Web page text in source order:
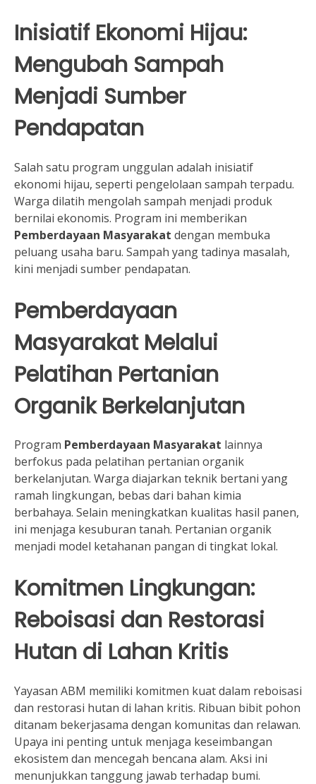
Inisiatif Ekonomi Hijau:
Mengubah Sampah
Menjadi Sumber
Pendapatan
Salah satu program unggulan adalah inisiatif
ekonomi hijau, seperti pengelolaan sampah terpadu.
Warga dilatih mengolah sampah menjadi produk
bernilai ekonomis. Program ini memberikan
Pemberdayaan Masyarakat dengan membuka
peluang usaha baru. Sampah yang tadinya masalah,
kini menjadi sumber pendapatan.
Pemberdayaan
Masyarakat Melalui
Pelatihan Pertanian
Organik Berkelanjutan
Program Pemberdayaan Masyarakat lainnya
berfokus pada pelatihan pertanian organik
berkelanjutan. Warga diajarkan teknik bertani yang
ramah lingkungan, bebas dari bahan kimia
berbahaya. Selain meningkatkan kualitas hasil panen,
ini menjaga kesuburan tanah. Pertanian organik
menjadi model ketahanan pangan di tingkat lokal.
Komitmen Lingkungan:
Reboisasi dan Restorasi
Hutan di Lahan Kritis
Yayasan ABM memiliki komitmen kuat dalam reboisasi
dan restorasi hutan di lahan kritis. Ribuan bibit pohon
ditanam bekerjasama dengan komunitas dan relawan.
Upaya ini penting untuk menjaga keseimbangan
ekosistem dan mencegah bencana alam. Aksi ini
menunjukkan tanggung jawab terhadap bumi.